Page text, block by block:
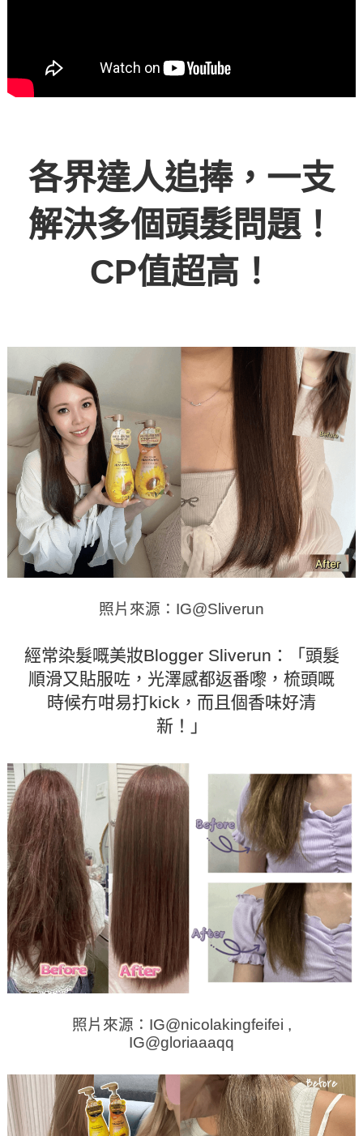
各界達人追捧，一支
解決多個頭髮問題！
CP值超高！
照片來源：IG@Sliverun
經常染髮嘅美妝Blogger Sliverun：「頭髮
順滑又貼服咗，光澤感都返番嚟，梳頭嘅
時候冇咁易打kick，而且個香味好清
新！」
照片來源：IG@nicolakingfeifei ,
IG@gloriaaaqq